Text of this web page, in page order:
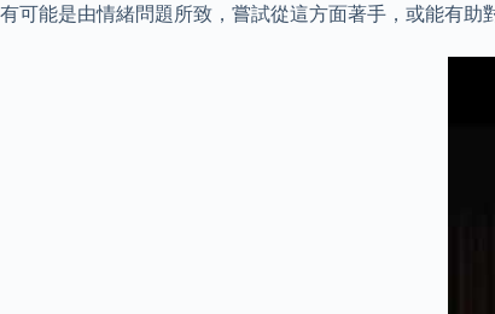
有可能是由情緒問題所致，嘗試從這方面著手，或能有助